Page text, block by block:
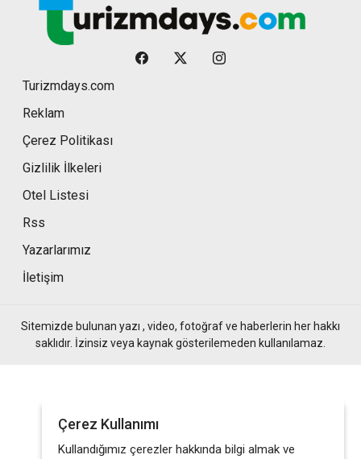
Turizmdays.com
Reklam
Çerez Politikası
Gizlilik İlkeleri
Otel Listesi
Rss
Yazarlarımız
İletişim
Sitemizde bulunan yazı , video, fotoğraf ve haberlerin her hakkı
saklıdır. İzinsiz veya kaynak gösterilemeden kullanılamaz.
Çerez Kullanımı
Kullandığımız çerezler hakkında bilgi almak ve